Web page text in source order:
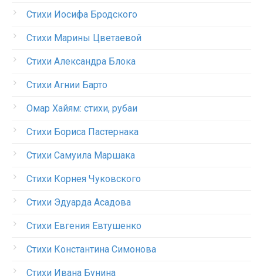
Стихи Иосифа Бродского
Стихи Марины Цветаевой
Стихи Александра Блока
Стихи Агнии Барто
Омар Хайям: стихи, рубаи
Стихи Бориса Пастернака
Стихи Самуила Маршака
Стихи Корнея Чуковского
Стихи Эдуарда Асадова
Стихи Евгения Евтушенко
Стихи Константина Симонова
Стихи Ивана Бунина